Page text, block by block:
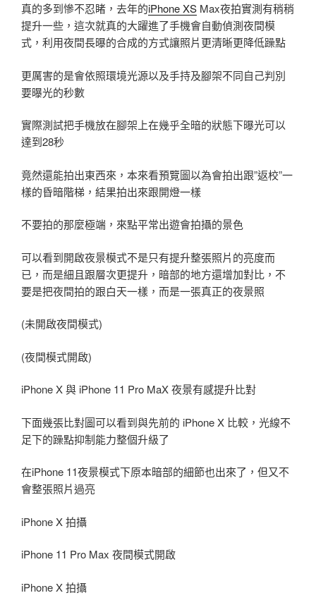
真的多到慘不忍睹，去年的iPhone XS Max夜拍實測有稍稍
提升一些，這次就真的大躍進了手機會自動偵測夜間模
式，利用夜間長曝的合成的方式讓照片更清晰更降低躁點
更厲害的是會依照環境光源以及手持及腳架不同自己判別
要曝光的秒數
實際測試把手機放在腳架上在幾乎全暗的狀態下曝光可以
達到28秒
竟然還能拍出東西來，本來看預覽圖以為會拍出跟”返校”一
樣的昏暗階梯，結果拍出來跟開燈一樣
不要拍的那麼極端，來點平常出遊會拍攝的景色
可以看到開啟夜景模式不是只有提升整張照片的亮度而
已，而是細且跟層次更提升，暗部的地方還增加對比，不
要是把夜間拍的跟白天一樣，而是一張真正的夜景照
(未開啟夜間模式)
(夜間模式開啟)
iPhone X 與 iPhone 11 Pro MaX 夜景有感提升比對
下面幾張比對圖可以看到與先前的 iPhone X 比較，光線不
足下的躁點抑制能力整個升級了
在iPhone 11夜景模式下原本暗部的細節也出來了，但又不
會整張照片過亮
iPhone X 拍攝
iPhone 11 Pro Max 夜間模式開啟
iPhone X 拍攝